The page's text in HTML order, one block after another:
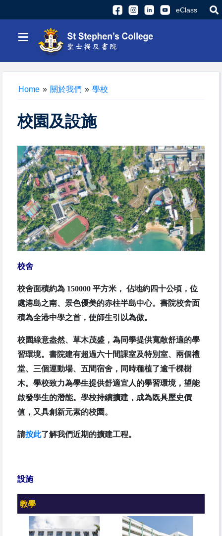
eClass
≡
Home » 關於我們 » 學校
校園及設施
校舍
校舍面積約為 150000 平方米， 佔地約四十公頃，位
處港島之南、景色優美的赤柱半島中心。書院校舍面
積為全港中學之首，使師生引以為傲。
校園綠意盎然、草木茂盛，為同學提供寬敞舒適的學
習環境。書院建有超過六十間課室及特別室、兩個禮
堂、三個運動場、五間宿舍，同時種植了逾千棵樹
木。學校致力為學生提供舒適宜人的學習環境，望能
啟發學生的潛能。學校持續擴建，成為既具歷史價
值，又具創新元素的校園。
請按此了解我們近期的擴建工程。
設施
教學